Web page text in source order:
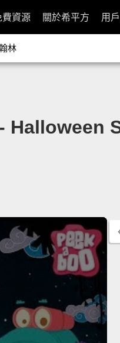
費資源 關於希平方 用
林
-